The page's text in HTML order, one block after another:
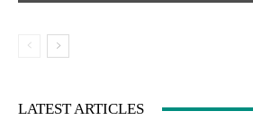
LATEST ARTICLES